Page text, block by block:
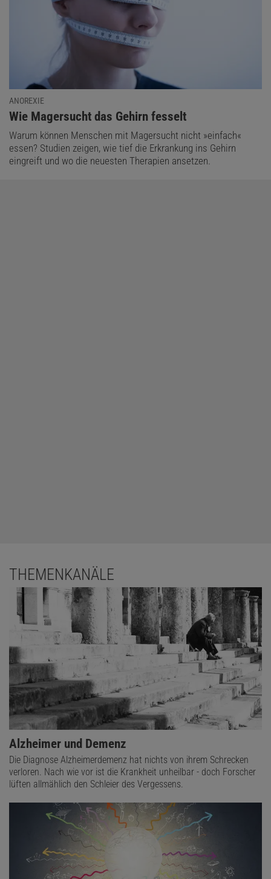
ANOREXIE
:
Wie Magersucht das Gehirn fesselt
Warum können Menschen mit Magersucht nicht »einfach«
essen? Studien zeigen, wie tief die Erkrankung ins Gehirn
eingreift und wo die neuesten Therapien ansetzen.
THEMENKANÄLE
Alzheimer und Demenz
Die Diagnose Alzheimerdemenz hat nichts von ihrem Schrecken
verloren. Nach wie vor ist die Krankheit unheilbar - doch Forscher
lüften allmählich den Schleier des Vergessens.